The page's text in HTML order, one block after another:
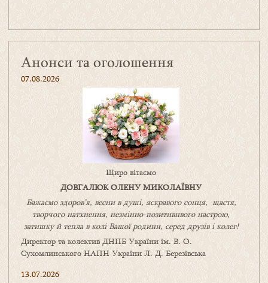
Анонси та оголошення
07.08.2026
Щиро вітаємо
ДОВГАЛЮК ОЛЕНУ МИКОЛАЇВНУ
Бажаємо здоров’я, весни в душі, яскравого сонця, щастя,
творчого натхнення, незмінно-позитивнвого настрою,
затишкуйтепла в коліВашоїродини, серед друзів і колег!
Директор та колектив ДНПБ України ім. В. О.
Сухомлинського НАПН України Л. Д. Березівська
13.07.2026